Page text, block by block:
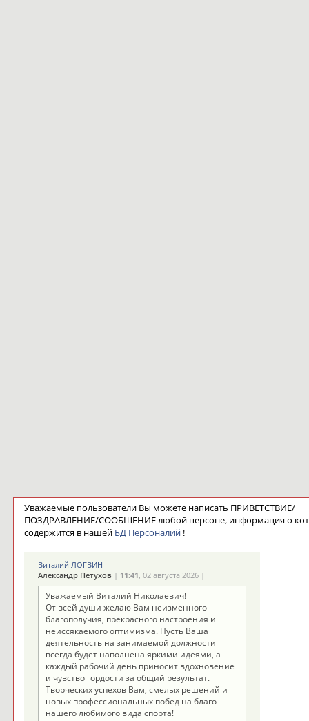
Уважаемые пользователи Вы можете написать ПРИВЕТСТВИЕ/
ПОЗДРАВЛЕНИЕ/СООБЩЕНИЕ любой персоне, информация о
содержится в нашей БД Персоналий!
Виталий ЛОГВИН
Александр Петухов| 11:41, 02 августа 2026 |
Уважаемый Виталий Николаевич!
От всей души желаю Вам неизменного
благополучия, прекрасного настроения и
неиссякаемого оптимизма. Пусть Ваша
деятельность на занимаемой должности
всегда будет наполнена яркими идеями, а
каждый рабочий день приносит вдохновение
и чувство гордости за общий результат.
Творческих успехов Вам, смелых решений и
новых профессиональных побед на благо
нашего любимого вида спорта!